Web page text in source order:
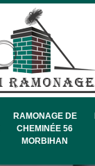
RAMONAGE DE
CHEMINÉE 56
MORBIHAN